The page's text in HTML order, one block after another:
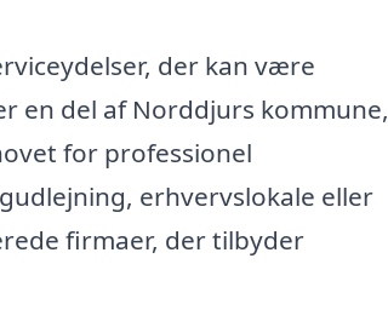
der kan være
en del af Norddjurs kommune,
for professionel
erhvervslokale eller
firmaer, der tilbyder